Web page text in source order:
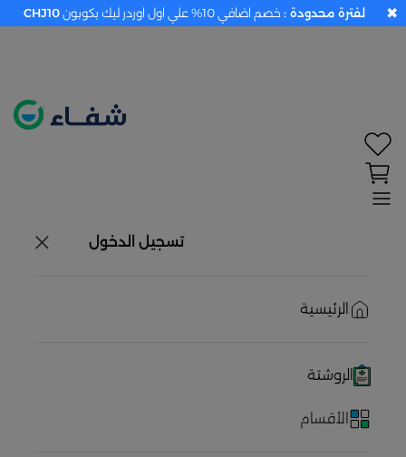
تسجيل الدخول
الرئيسية
الروشتة
الأقسام
لفترة محدودة : خصم اضافي 10% علي اول اوردر ليك بكوبون CHJ10 ✖